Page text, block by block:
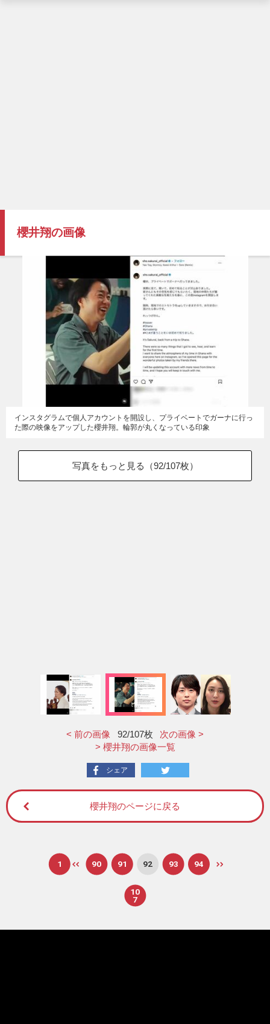
櫻井翔の画像
インスタグラムで個人アカウントを開設し、プライベートでガーナに行っ
た際の映像をアップした櫻井翔。輪郭が丸くなっている印象
写真をもっと見る（92/107枚）
< 前の画像 92/107枚
次の画像 >
> 櫻井翔の画像一覧
シェア
櫻井翔のページに戻る
1 90 91 92 93 94
10
7